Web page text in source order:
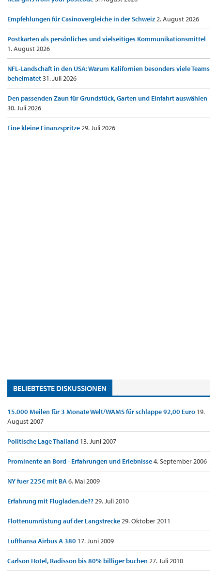
Empfehlungen für Casinovergleiche in der Schweiz2. August 2026
Postkarten als persönliches und vielseitiges Kommunikationsmittel
1. August 2026
NFL-Landschaft in den USA: Warum Kalifornien besonders viele Teams
beheimatet31. Juli 2026
Den passenden Zaun für Grundstück, Garten und Einfahrt auswählen
30. Juli 2026
Eine kleine Finanzspritze29. Juli 2026
BELIEBTESTE DISKUSSIONEN
15.000 Meilen für 3 Monate Welt/WAMS für schlappe 92,00 Euro 19.
August 2007
Politische Lage Thailand 13. Juni 2007
Prominente an Bord - Erfahrungen und Erlebnisse4. September 2006
NY fuer 225€ mit BA6. Mai 2009
Erfahrung mit Flugladen.de??29. Juli 2010
Flottenumrüstung auf der Langstrecke29. Oktober 2011
Lufthansa Airbus A 380 17. Juni 2009
Carlson Hotel, Radisson bis 80% billiger buchen27. Juli 2010